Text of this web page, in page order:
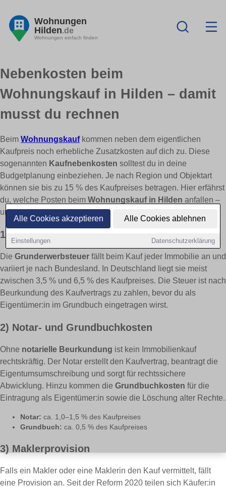
Alle Cookies akzeptieren Alle Cookies ablehnen
Einstellungen Datenschutzerklärung
Wohnungen
Hilden.de
Wohnungen einfach finden
Nebenkosten beim
Wohnungskauf in Hilden – damit
musst du rechnen
Beim Wohnungskaufkommen neben dem eigentlichen
Kaufpreis noch erhebliche Zusatzkosten auf dich zu. Diese
sogenannten Kaufnebenkosten solltest du in deine
Budgetplanung einbeziehen. Je nach Region und Objektart
können sie bis zu 15 % des Kaufpreises betragen. Hier erfährst
du, welche Posten beim Wohnungskauf in Hilden anfallen –
und wo du sparen kannst.
1) Grunderwerbsteuer
Die Grunderwerbsteuer fällt beim Kauf jeder Immobilie an und
variiert je nach Bundesland. In Deutschland liegt sie meist
zwischen 3,5 % und 6,5 % des Kaufpreises. Die Steuer ist nach
Beurkundung des Kaufvertrags zu zahlen, bevor du als
Eigentümer:in im Grundbuch eingetragen wirst.
2) Notar- und Grundbuchkosten
Ohne notarielle Beurkundung ist kein Immobilienkauf
rechtskräftig. Der Notar erstellt den Kaufvertrag, beantragt die
Eigentumsumschreibung und sorgt für rechtssichere
Abwicklung. Hinzu kommen die Grundbuchkosten für die
Eintragung als Eigentümer:in sowie die Löschung alter Rechte.
Notar: ca. 1,0–1,5 % des Kaufpreises
Grundbuch: ca. 0,5 % des Kaufpreises
3) Maklerprovision
Falls ein Makler oder eine Maklerin den Kauf vermittelt, fällt
eine Provision an. Seit der Reform 2020 teilen sich Käufer:in